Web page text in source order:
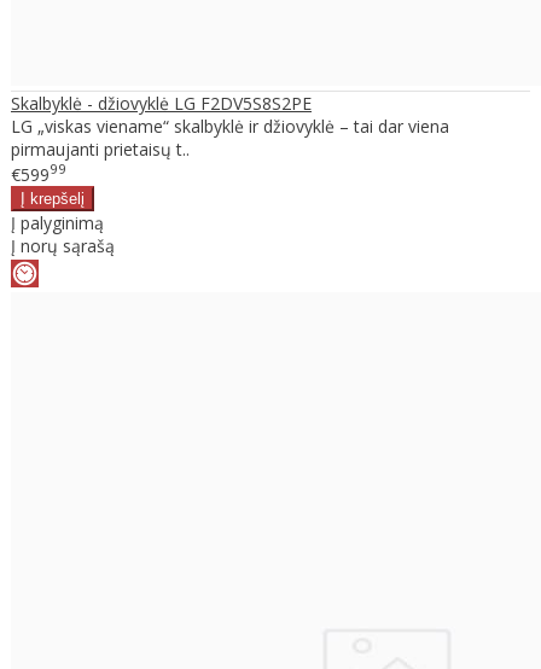
Skalbyklė - džiovyklė LG F2DV5S8S2PE
LG „viskas viename“ skalbyklė ir džiovyklė – tai dar viena
pirmaujanti prietaisų t..
€59999
Į palyginimą
Į norų sąrašą